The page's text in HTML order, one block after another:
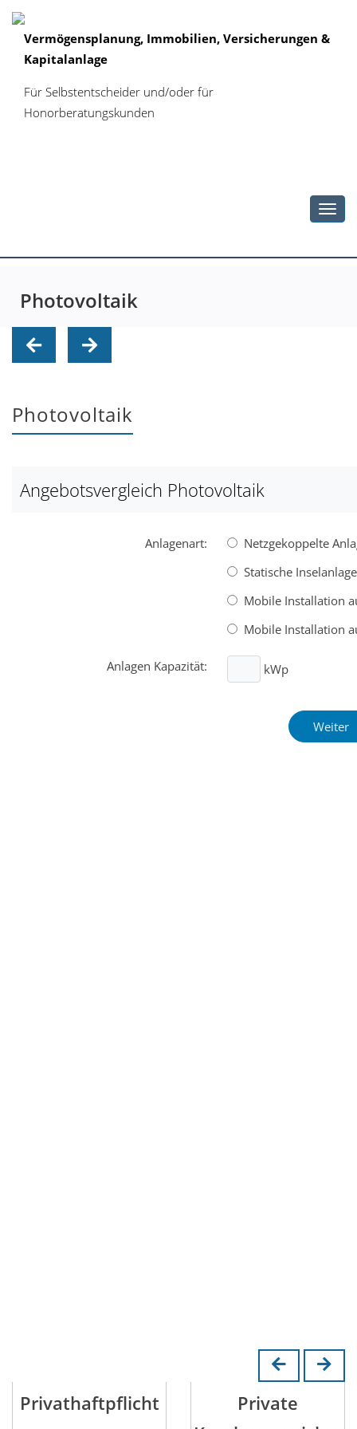
Vermögensplanung, Immobilien, Versicherungen &
Kapitalanlage
Für Selbstentscheider und/oder für
Honorberatungskunden
Photovoltaik
Photovoltaik
Privathaftpflicht
Private